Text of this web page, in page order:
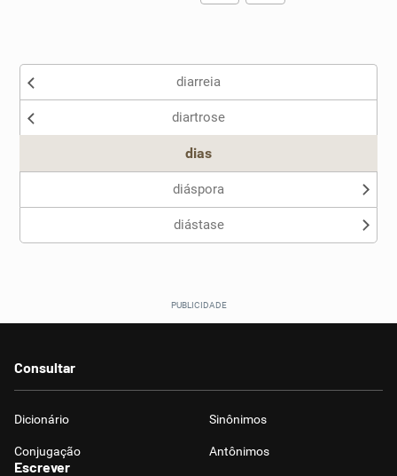
Nenhum dos sinônimos apresentados me ajudou
diarreia
diartrose
dias
diáspora
diástase
Consultar
Dicionário Sinônimos
Conjugação Antônimos
Escrever